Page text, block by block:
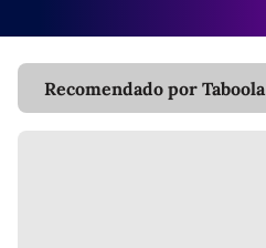
Recomendado por Taboola